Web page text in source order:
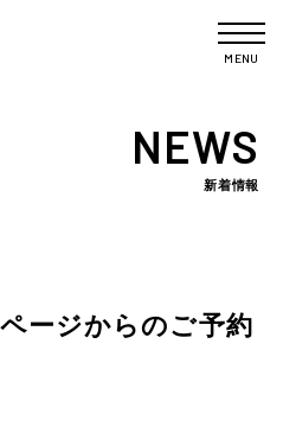
MENU
NEWS
新着情報
ージからのご予約